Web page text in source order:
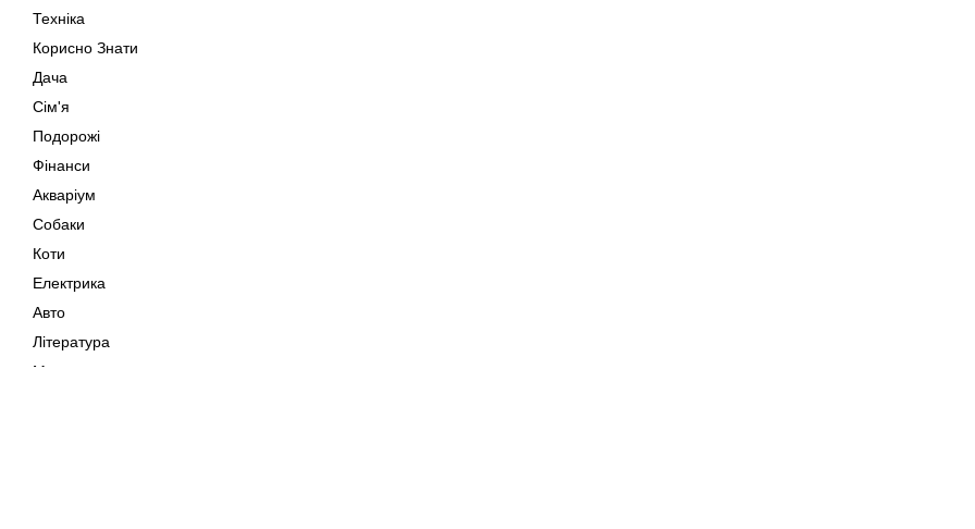
Техніка
Корисно Знати
Дача
Сім'я
Подорожі
Фінанси
Акваріум
Собаки
Коти
Електрика
Авто
Література
Музика